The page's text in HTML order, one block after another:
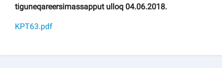
tiguneqareersimassapput ulloq 04.06.2018.
KPT63.pdf